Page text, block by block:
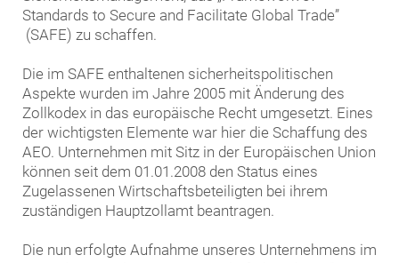
Standards to Secure and Facilitate Global Trade”
(SAFE) zu schaffen.
Die im SAFE enthaltenen sicherheitspolitischen
Aspekte wurden im Jahre 2005 mit Änderung des
Zollkodex in das europäische Recht umgesetzt. Eines
der wichtigsten Elemente war hier die Schaffung des
AEO. Unternehmen mit Sitz in der Europäischen Union
können seit dem 01.01.2008 den Status eines
Zugelassenen Wirtschaftsbeteiligten bei ihrem
zuständigen Hauptzollamt beantragen.
Die nun erfolgte Aufnahme unseres Unternehmens im